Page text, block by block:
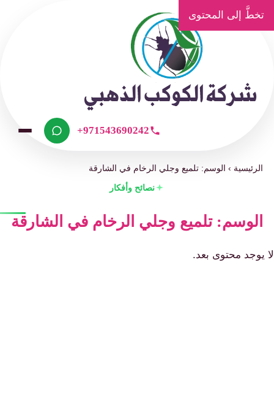
تخطَّ إلى المحتوى
+971543690242
الرئيسية › الوسم: تلميع وجلي الرخام في الشارقة
نصائح وأفكار
الوسم: تلميع وجلي الرخام في الشارقة
يوجد محتوى بعد.